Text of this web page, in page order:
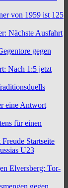
von 1959 ist 125
Nächste Ausfahrt
gegen
Nach 1:5 jetzt
eine Antwort
für einen
Freude Startseite
U23
Elversberg: Tor-
gegen